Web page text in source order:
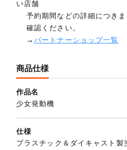
い店舗
予約期間などの詳細につき
確認ください。
→パートナーショップ一覧
商品仕様
作品名
少女発動機
仕様
プラスチック＆ダイキャスト製